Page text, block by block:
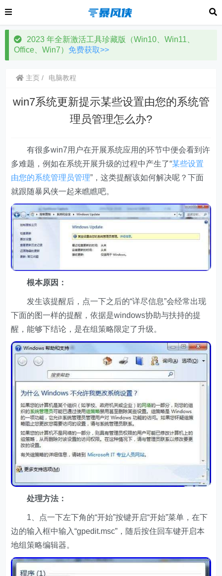
2023 年全新激活工具珍藏版（Win10、Win11、
Office、Win7） 免费获取>>
主页 电脑教程
win7系统更新提示某些设置由您的系统管
理员管理怎么办?
有很多win7用户在开展系统应用的环节中便会看到许
多难题，例如在系统开展升级的过程中产生了“某些设置
由您的系统管理员管理”，这类提醒该如何解决呢？下面
就跟随暴风侠一起来瞧瞧吧。
根本原因：
发生该提醒后，点一下之后的“详尽信息”会经常出现
下面的图一样的提醒，依据是windows协助与扶持的提
醒，能够下结论，是在组策略限定了升级。
处理方法：
1、点一下左下角的“开始”按键开启“开始”菜单，在下
边的输入框中输入“gpedit.msc”，随后按住回车键开启本
地组策略编辑器。